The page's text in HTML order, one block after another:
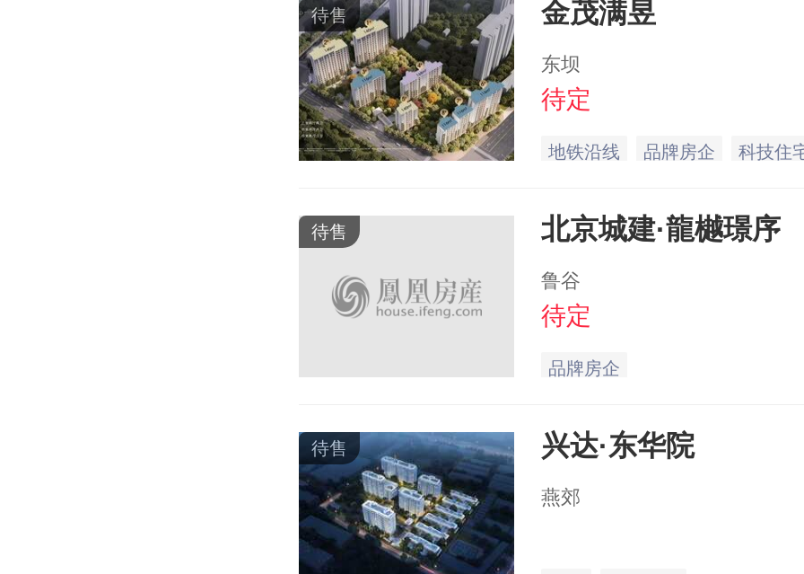
待售 金茂满昱
东坝
待定
地铁沿线 品牌房企 科技住
待售 北京城建·龍樾璟序
鲁谷
待定
品牌房企
待售 兴达·东华院
燕郊